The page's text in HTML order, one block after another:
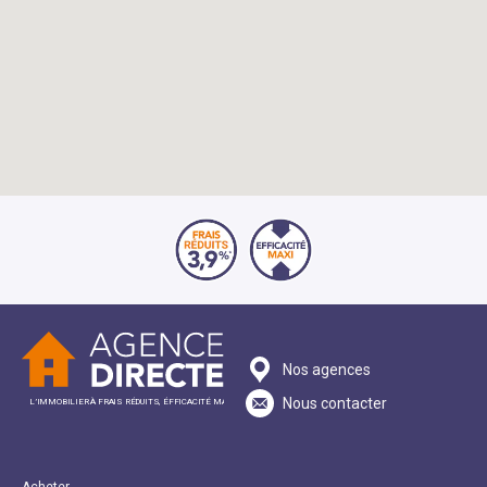
L’IMMOBILIER À FRAIS RÉDUITS, ÉFFICACITÉ MAXI
Nos agences
Nous contacter